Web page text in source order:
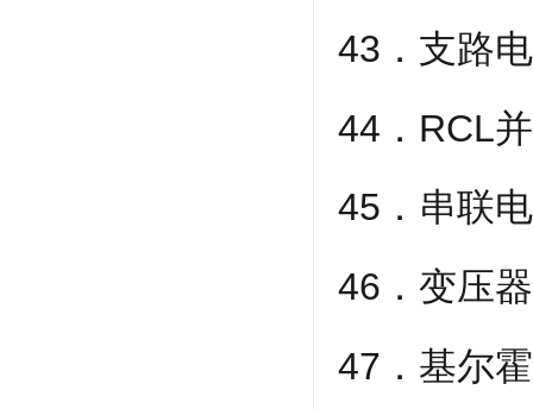
43．支路
44．RCL
45．串联
46．变压
47．基尔